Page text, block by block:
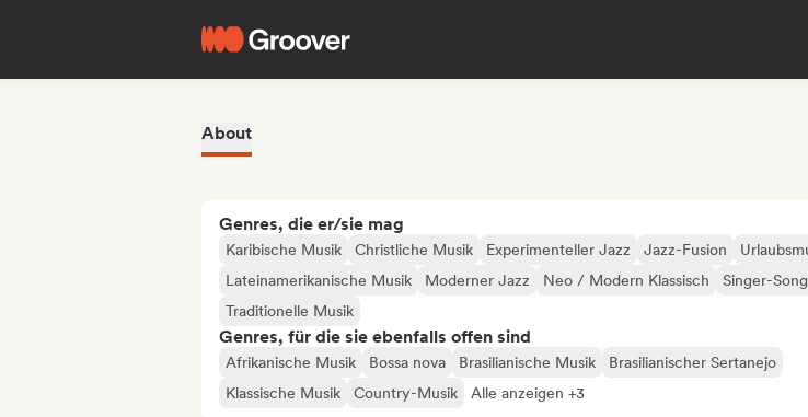
About
Genres, die er/sie mag
Karibische Musik Christliche Musik Experimenteller Jazz Jazz-Fusion
Lateinamerikanische Musik
Moderner Jazz Neo / Modern Klassisch
Singer-
Traditionelle Musik
Genres, für die sie ebenfalls offen sind
Afrikanische Musik Bossa nova Brasilianische Musik
Brasilianischer Sertanejo
Klassische Musik
Country-Musik Alle anzeigen +3